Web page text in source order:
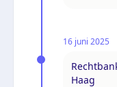
16 juni 2025
Haag